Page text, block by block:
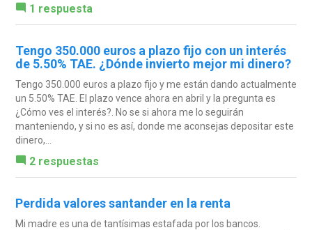
1 respuesta
Tengo 350.000 euros a plazo fijo con un interés
de 5.50% TAE. ¿Dónde invierto mejor mi dinero?
Tengo 350.000 euros a plazo fijo y me están dando actualmente
un 5.50% TAE. El plazo vence ahora en abril y la pregunta es
¿Cómo ves el interés?. No se si ahora me lo seguirán
manteniendo, y si no es así, donde me aconsejas depositar este
dinero,...
2 respuestas
Perdida valores santander en la renta
Mi madre es una de tantísimas estafada por los bancos.